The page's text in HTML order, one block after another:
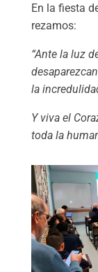
En la fiesta
rezamos:
“Ante la luz
la
Y viva el
toda la